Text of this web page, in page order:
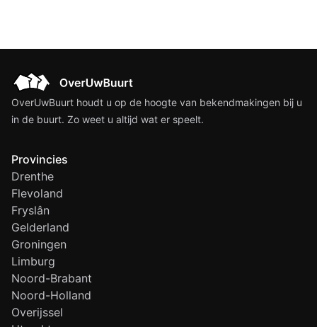
OverUwBuurt houdt u op de hoogte van bekendmakingen bij u
in de buurt. Zo weet u altijd wat er speelt.
Provincies
Drenthe
Flevoland
Fryslân
Gelderland
Groningen
Limburg
Noord-Brabant
Noord-Holland
Overijssel